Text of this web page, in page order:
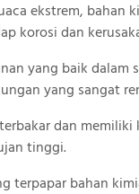
ekstrem, bahan
korosi dan
yang baik dalam
yang sangat
dan
tinggi.
terpapar bahan